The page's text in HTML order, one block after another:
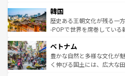
ワイを、存分に味わってほしい。 なお、新着のハ
はコンテンツ一覧を参照し
いる。アクティビティも充
ビング、ハイキングなど、
い。オーストラリアの多彩
参照してほしい。
ン）、静ひつな山岳地帯で
と山間の静けさが共存して
驚きをもたらしてくれる。
容にもいいと評判のスイー
が味わえる。 なお、新
照してほしい。
韓国
歴史ある王朝文化が残る一
-POPで世界を席巻している
き、地方に足を延ばせば四
できる。そして、キムチや
まで、さまざまな韓国料理
ベトナム
豊かな自然と多様な文化が
く伸びる国土には、広大な